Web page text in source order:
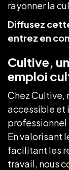
rayonner la
Diffusez
entrez en
Cultive,
emploi
Chez Cultive,
accessible et
professionnel
En valorisant
facilitant les
travail, nous